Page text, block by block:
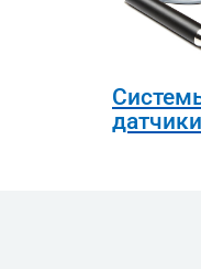
датчики